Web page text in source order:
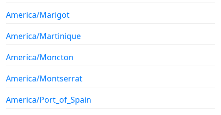
America/Marigot
America/Martinique
America/Moncton
America/Montserrat
America/Port_of_Spain